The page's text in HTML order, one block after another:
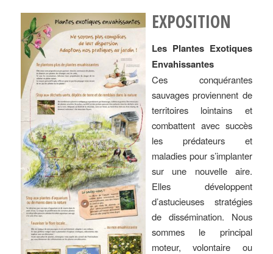
EXPOSITION
Les Plantes Exotiques
Envahissantes
Ces conquérantes
sauvages proviennent de
territoires lointains et
combattent avec succès
les prédateurs et
maladies pour s’implanter
sur une nouvelle aire.
Elles développent
d’astucieuses stratégies
de dissémination. Nous
sommes le principal
moteur, volontaire ou